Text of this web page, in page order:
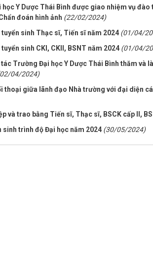
Y Dược Thái Bình được giao nhiệm vụ đào
đoán hình ảnh (22/02/2024)
sinh Thạc sĩ, Tiến sĩ năm 2024 (01/04/
sinh CKI, CKII, BSNT năm 2024 (01/04/
Trường Đại học Y Dược Thái Bình thăm và
04/2024)
thoại giữa lãnh đạo Nhà trường với đại diện
và trao bằng Tiến sĩ, Thạc sĩ, BSCK cấp II,
sinh trình độ Đại học năm 2024 (30/05/2024)